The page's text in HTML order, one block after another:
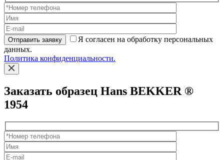
Отправить заявку
Я согласен на обработку персональных
данных.
Политика конфиденциальности.
Заказать образец Hans BEKKER ®
1954